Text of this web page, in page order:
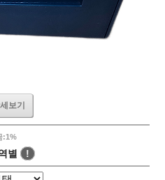
보기
:1%
별 !